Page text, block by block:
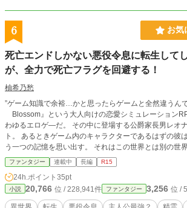
6 お気
死亡エンドしかない悪役令息に転生して
が、全力で死亡フラグを回避する！
柚希乃愁
”ゲーム知識で余裕…かと思ったらゲームと全然違うんですけど
Blossom』という大人向けの恋愛シミュレーション
わゆるエロゲ―だ。 その中に登場する公爵家長男レオ
ト。 あるときゲーム内のキャラクターであるはずの彼は、今の自分ではないも
う一つの記憶を思い出す。 それはこの世界とは別の世
で、彼は今自分がいるのがゲームの世界だということを
イして、追加パッチ分だけがプレイできずに死んでしま
しかもレオナルドは、ヒロインのどのルートに進んでも
役令息で……。 ゲーム本編開始までにはまだ時間がある。 レオナルドは記憶を
頼りに死亡回避のために動き出す。 自分にできること
ファンタジー 連載中 長編 R15
24h.ポイント 35pt
小説 20,766 位 / 228,941件 ファンタジー 3,256 位 /